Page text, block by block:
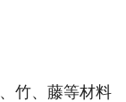
竹、藤等材料